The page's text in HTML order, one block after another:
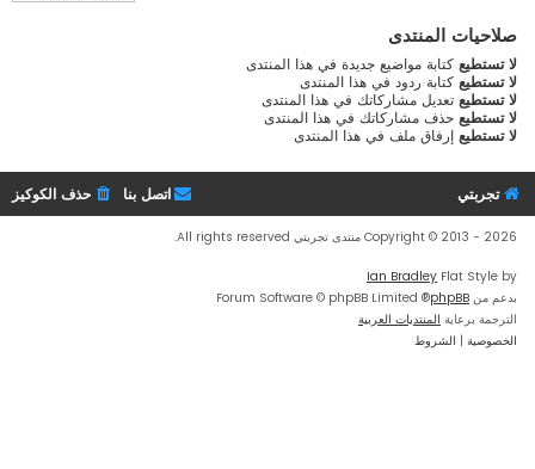
صلاحيات المنتدى
لا تستطيع كتابة مواضيع جديدة في هذا المنتدى
لا تستطيع كتابة ردود في هذا المنتدى
لا تستطيع تعديل مشاركاتك في هذا المنتدى
لا تستطيع حذف مشاركاتك في هذا المنتدى
لا تستطيع إرفاق ملف في هذا المنتدى
تجربتي حذف الكوكيز اتصل بنا
Copyright © 2013 - 2026 منتدى تجربتي All rights reserved.
Flat Style by
Ian Bradley
بدعم من phpBB
® Forum Software © phpBB Limited
الترجمة برعاية المنتديات العربية
الخصوصية | الشروط